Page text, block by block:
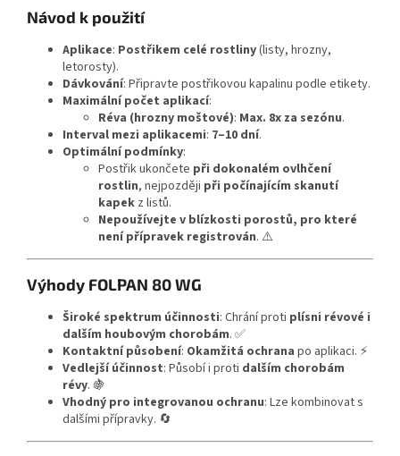
Návod k použití
Aplikace: Postřikem celé rostliny(listy, hrozny,
letorosty).
Dávkování: Připravte postřikovou kapalinu podle etikety.
Maximální počet aplikací:
Réva (hrozny moštové): Max. 8x za sezónu.
Interval mezi aplikacemi: 7–10 dní.
Optimální podmínky:
Postřik ukončete při dokonalém ovlhčení
rostlin, nejpozději při počínajícím skanutí
kapek z listů.
Nepoužívejte v blízkosti porostů, pro které
není přípravek registrován. ⚠️
Výhody FOLPAN 80 WG
Široké spektrum účinnosti: Chrání proti plísni révové i
dalším houbovým chorobám. ✅
Kontaktní působení: Okamžitá ochrana po aplikaci. ⚡
Vedlejší účinnost: Působí i proti dalším chorobám
révy. 🍇
Vhodný pro integrovanou ochranu: Lze kombinovat s
dalšími přípravky. 🔄